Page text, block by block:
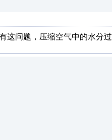
这问题，压缩空气中的水分